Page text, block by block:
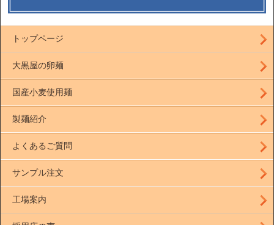
トップページ
大黒屋の卵麺
国産小麦使用麺
製麺紹介
よくあるご質問
サンプル注文
工場案内